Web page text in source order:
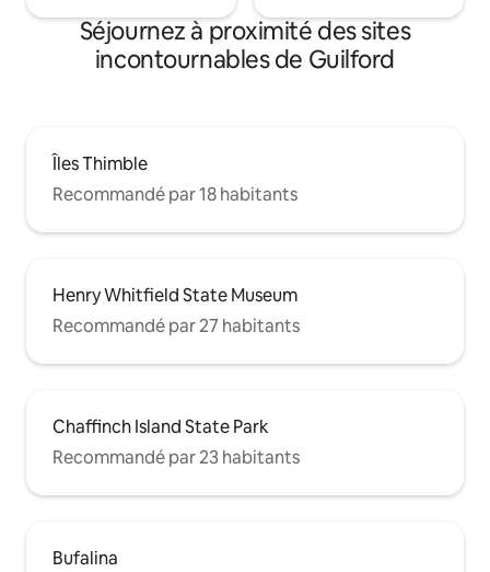
Séjournez à proximité des sites
incontournables de Guilford
Îles Thimble
Recommandé par 18 habitants
Henry Whitfield State Museum
Recommandé par 27 habitants
Chaffinch Island State Park
Recommandé par 23 habitants
Bufalina